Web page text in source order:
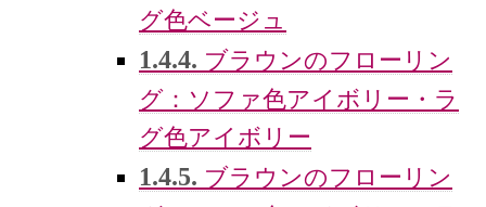
グ色ベージュ
1.4.4. ブラウンのフローリン
グ：ソファ色アイボリー・ラ
グ色アイボリー
1.4.5. ブラウンのフローリン